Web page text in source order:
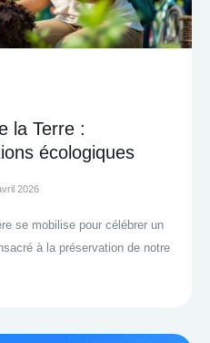
la Terre :
écologiques
2026
se mobilise pour célébrer un
à la préservation de notre